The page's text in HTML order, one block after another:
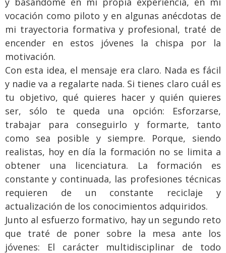
vocación como piloto y en algunas anécdotas de
mi trayectoria formativa y profesional, traté de
encender en estos jóvenes la chispa por la
motivación.
Con esta idea, el mensaje era claro. Nada es fácil
y nadie va a regalarte nada. Si tienes claro cuál es
tu objetivo, qué quieres hacer y quién quieres
ser, sólo te queda una opción: Esforzarse,
trabajar para conseguirlo y formarte, tanto
como sea posible y siempre. Porque, siendo
realistas, hoy en día la formación no se limita a
obtener una licenciatura. La formación es
constante y continuada, las profesiones técnicas
requieren de un constante reciclaje y
actualización de los conocimientos adquiridos.
Junto al esfuerzo formativo, hay un segundo reto
que traté de poner sobre la mesa ante los
jóvenes: El carácter multidisciplinar de todo